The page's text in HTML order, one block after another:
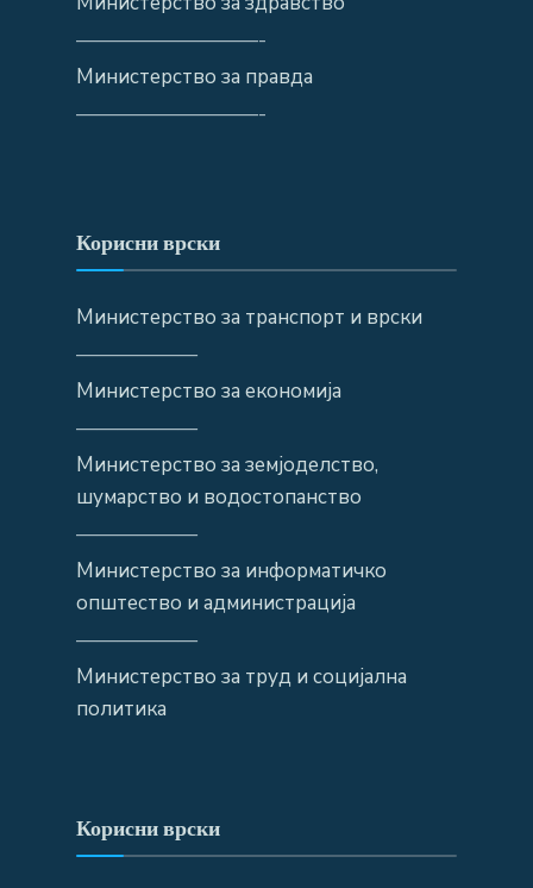
—————————-
Министерство за правда
—————————-
Корисни врски
Министерство за транспорт и врски
——————
Министерство за економија
——————
Министерство за земјоделство,
шумарство и водостопанство
——————
Министерство за информатичко
општество и администрација
——————
Министерство за труд и социјална
политика
Корисни врски